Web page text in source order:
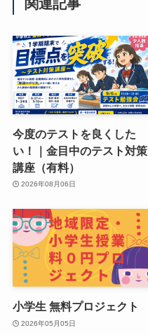
関連記事
今度のテストを良くした
い！｜金目中のテスト対策
講座（有料）
2026年08月06日
小学生 無料プロジェクト
2026年05月05日